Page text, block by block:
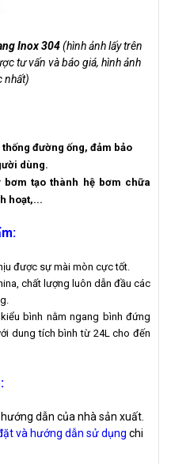
Inox 304(hình ảnh lấy trên
tư vấn và báo giá, hình ảnh
nhất)
đường ống, đảm bảo
dùng.
tạo thành hệ bơm chữa
hoạt,...
được sự mài mòn cực tốt.
chất lượng luôn dẫn đầu các
bình nằm ngang bình đứng
dung tích bình từ 24L cho đến
dẫn của nhà sản xuất.
và hướng dẫn sử dụng chi